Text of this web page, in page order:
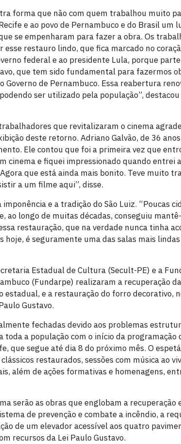
forma que não com quem trabalhou muito
e ao povo de Pernambuco e do Brasil um
se empenharam para fazer a obra. Os
restauro lindo, que fica marcado no
federal e ao presidente Lula, porque
que tem sido fundamental para fazermos
de Pernambuco. Essa reabertura
ser utilizado pela população”,
que revitalizaram o cinema
deste retorno. Adriano Galvão, de 36
Ele contou que foi a primeira vez que
cinema e fiquei impressionado quando entrei
que está ainda mais bonito. Teve muito
a um filme aqui”, disse.
e a tradição do São Luiz. “Poucas
ao longo de muitas décadas, conseguiu
restauração, que na verdade nunca tinha
hoje, é seguramente uma das salas mais
Estadual de Cultura (Secult-PE) e a
(Fundarpe) realizaram a recuperação
estadual, e a restauração do forro decorativo,
Gustavo.
fechadas devido aos problemas
a população com o início da programação
que segue até dia 8 do próximo mês. O
restaurados, sessões com música ao
além de ações formativas e homenagens,
serão as obras que englobam a
de prevenção e combate a incêndio, a
de um elevador acessível aos quatro
recursos da Lei Paulo Gustavo.